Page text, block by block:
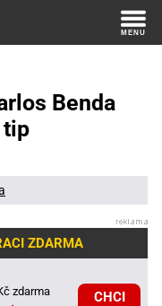
Benda
tip
ZDARMA
zdarma
CHCI